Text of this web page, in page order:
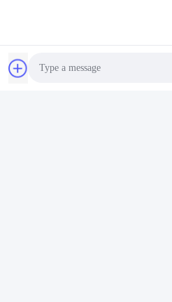
Q:サンプルを提供するか。それまた